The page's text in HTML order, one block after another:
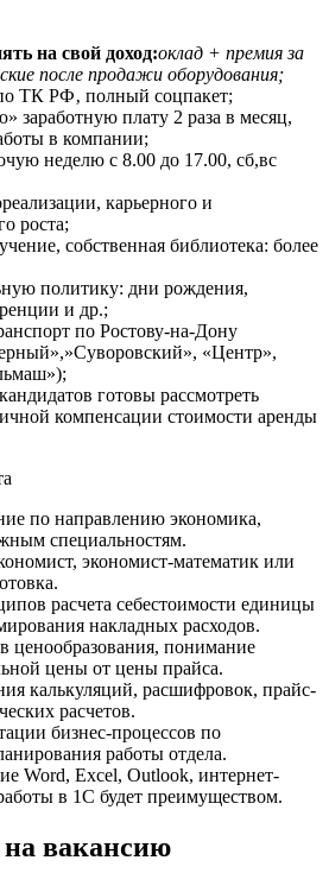
на свой доход:оклад + премия за
после продажи оборудования;
ТК РФ‚ полный соцпакет;
заработную плату 2 раза в месяц,
в компании;
неделю с 8.00 до 17.00, сб,вс
карьерного и
роста;
собственная библиотека: более
политику: дни рождения,
и др.;
по Ростову-на-Дону
«Центр»,
готовы рассмотреть
компенсации стоимости аренды
по направлению экономика,
специальностям.
экономист-математик или
расчета себестоимости единицы
накладных расходов.
ценообразования, понимание
цены от цены прайса.
калькуляций, расшифровок, прайс-
расчетов.
бизнес-процессов по
работы отдела.
Word, Excel, Outlook, интернет-
в 1С будет преимуществом.
вакансию